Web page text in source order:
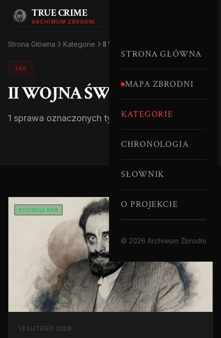
TRUE CRIME
ARCHIWUM ZBRODNI
STRONA GŁÓWNA
MAPA ZBRODNI
KATEGORIE
CHRONOLOGIA
SŁOWNIK
O PROJEKCIE
© 2026 Archiwum Zbrodni
Strona Główna Kategorie II Wojna Światowa
TAG
II WOJNA ŚWIATOWA
1 sprawa oznaczonych tym tagiem.
ROZWIĄZANA SERYJNI MORDERCY
13 LUTEGO 2026